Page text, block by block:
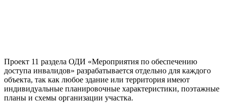
Проект 11 раздела ОДИ «Мероприятия по обеспечению
доступа инвалидов» разрабатывается отдельно для каждого
объекта, так как любое здание или территория имеют
индивидуальные планировочные характеристики, поэтажные
планы и схемы организации участка.